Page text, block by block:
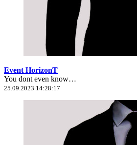
Event HorizonT
You dont even know…
25.09.2023 14:28:17